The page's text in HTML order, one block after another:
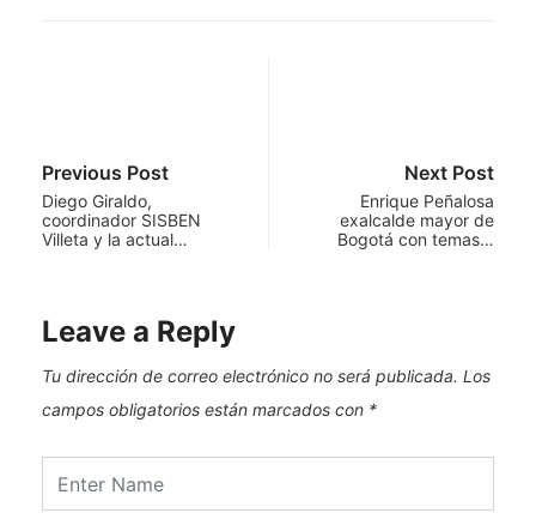
Previous Post
Diego Giraldo,
coordinador SISBEN
Villeta y la actual…
Next Post
Enrique Peñalosa
exalcalde mayor de
Bogotá con temas…
Leave a Reply
Tu dirección de correo electrónico no será publicada. Los
campos obligatorios están marcados con *